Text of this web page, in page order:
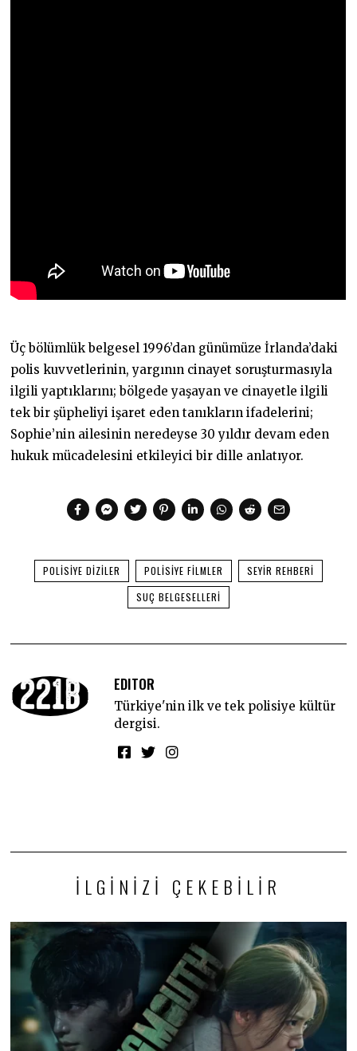
Üç bölümlük belgesel 1996’dan günümüze İrlanda’daki
polis kuvvetlerinin, yargının cinayet soruşturmasıyla
ilgili yaptıklarını; bölgede yaşayan ve cinayetle ilgili
tek bir şüpheliyi işaret eden tanıkların ifadelerini;
Sophie’nin ailesinin neredeyse 30 yıldır devam eden
hukuk mücadelesini etkileyici bir dille anlatıyor.
POLISIYE DIZILER POLISIYE FILMLER
SEYIR REHBERI
SUÇ BELGESELLERI
EDITOR
Türkiye'nin ilk ve tek polisiye kültür
dergisi.
İLGINIZI ÇEKEBILIR